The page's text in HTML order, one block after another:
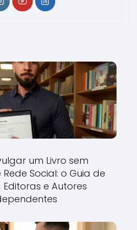
um Livro sem
Social: o Guia de
Editoras e Autores